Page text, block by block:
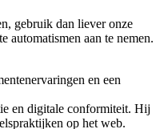
gebruik dan liever onze
automatismen aan te nemen.
en een
en digitale conformiteit. Hij
op het web.